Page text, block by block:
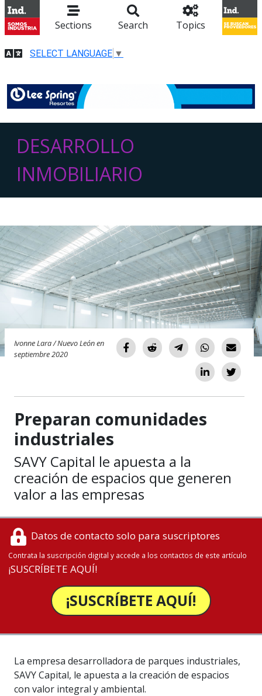
Sections Search Topics
SELECT LANGUAGE ▼
DESARROLLO
INMOBILIARIO
Ivonne Lara / Nuevo León en
septiembre 2020
Preparan comunidades
industriales
SAVY Capital le apuesta a la
creación de espacios que generen
valor a las empresas
Datos de contacto solo para suscriptores
Contrata la suscripción digital y accede a los contactos de este artículo
¡SUSCRÍBETE AQUÍ!
¡SUSCRÍBETE AQUÍ!
La empresa desarrolladora de parques industriales,
SAVY Capital, le apuesta a la creación de espacios
con valor integral y ambiental.